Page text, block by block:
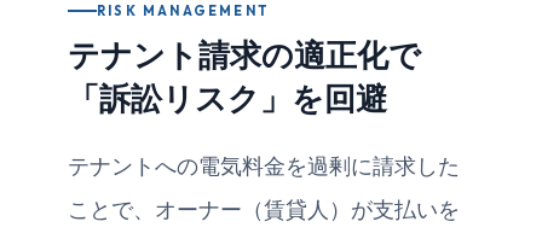
RISK MANAGEMENT
テナント請求の適正化で
「訴訟リスク」を回避
テナントへの電気料金を過剰に請求した
ことで、オーナー（賃貸人）が支払いを